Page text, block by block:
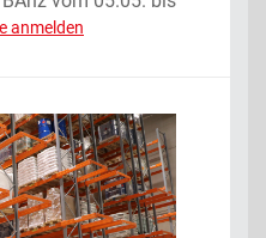
anmelden